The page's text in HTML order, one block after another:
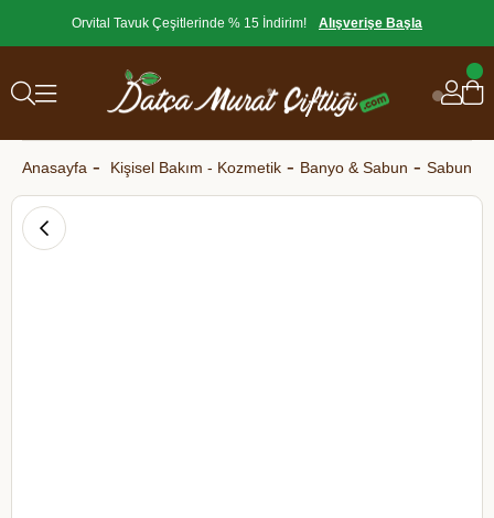
Orvital Tavuk Çeşitlerinde % 15 İndirim! Alışverişe Başla
Anasayfa Kişisel Bakım - Kozmetik Banyo & Sabun Sabun